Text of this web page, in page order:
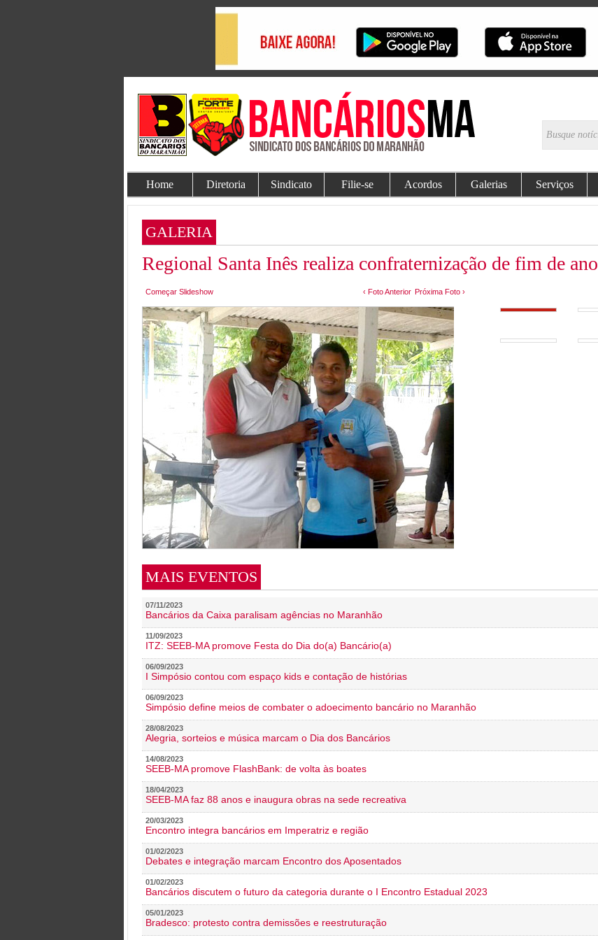
Home Diretoria Sindicato Filie-se Acordos Galerias Serviços
GALERIA
Regional Santa Inês realiza confraternização de fim de ano
Começar Slideshow ‹ Foto Anterior Próxima Foto ›
MAIS EVENTOS
07/11/2023
Bancários da Caixa paralisam agências no Maranhão
11/09/2023
ITZ: SEEB-MA promove Festa do Dia do(a) Bancário(a)
06/09/2023
I Simpósio contou com espaço kids e contação de histórias
06/09/2023
Simpósio define meios de combater o adoecimento bancário no Maranhão
28/08/2023
Alegria, sorteios e música marcam o Dia dos Bancários
14/08/2023
SEEB-MA promove FlashBank: de volta às boates
18/04/2023
SEEB-MA faz 88 anos e inaugura obras na sede recreativa
20/03/2023
Encontro integra bancários em Imperatriz e região
01/02/2023
Debates e integração marcam Encontro dos Aposentados
01/02/2023
Bancários discutem o futuro da categoria durante o I Encontro Estadual 2023
05/01/2023
Bradesco: protesto contra demissões e reestruturação